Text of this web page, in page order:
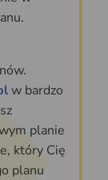
w bardzo
planie
który Cię
planu